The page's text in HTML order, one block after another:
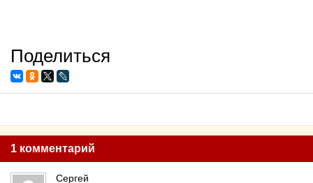
Поделиться
1 комментарий
Сергей